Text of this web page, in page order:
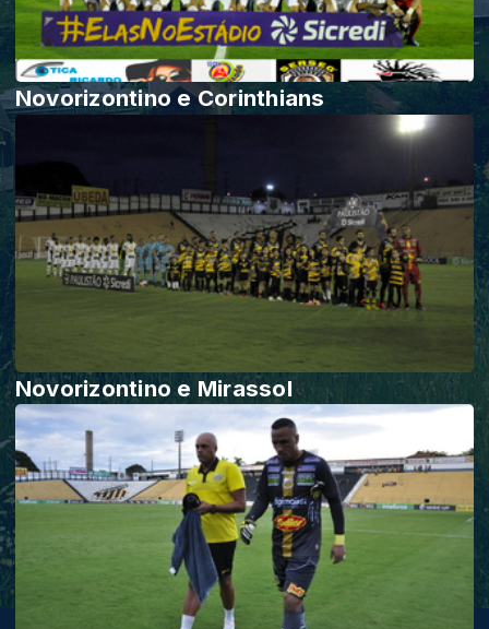
Novorizontino e Corinthians
Novorizontino e Mirassol